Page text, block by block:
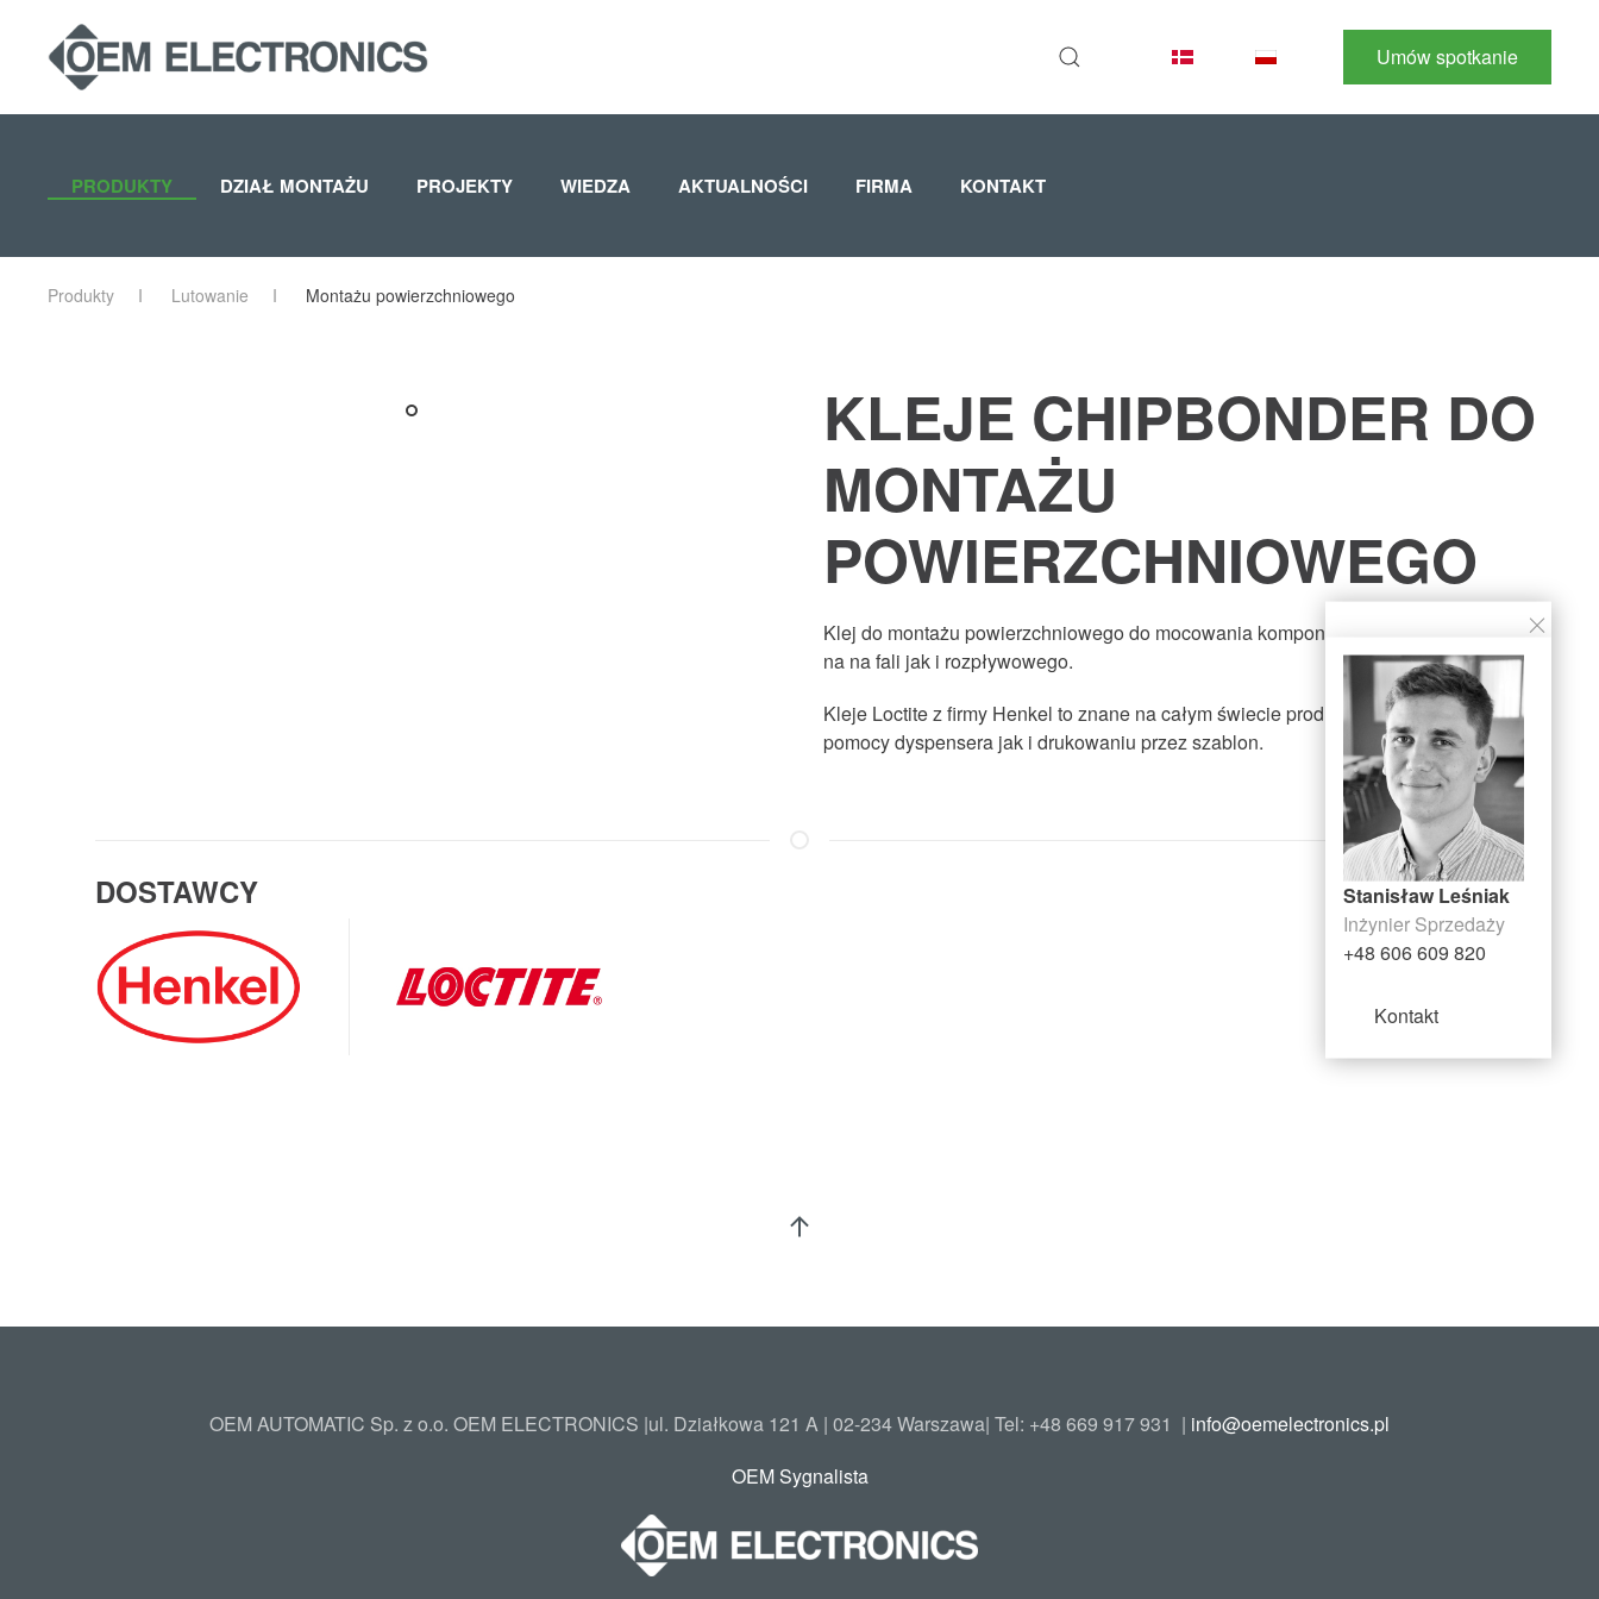
Stanisław Leśniak
Inżynier Sprzedaży
+48 606 609 820
Kontakt
Skip to main content
Umów spotkanie
PRODUKTY DZIAŁ MONTAŻU PROJEKTY WIEDZA AKTUALNOŚCI FIRMA KONTAKT
Produkty Lutowanie Montażu powierzchniowego
KLEJE CHIPBONDER DO
MONTAŻU
POWIERZCHNIOWEGO
Klej do montażu powierzchniowego do mocowania komponentów podczas lutowania
na na fali jak i rozpływowego.
Kleje Loctite z firmy Henkel to znane na całym świecie produkty do nanoszenia przy
pomocy dyspensera jak i drukowaniu przez szablon.
DOSTAWCY
OEM AUTOMATIC Sp. z o.o. OEM ELECTRONICS |ul. Działkowa 121 A | 02-234 Warszawa| Tel: +48 669 917 931 | info@oemelectronics.pl
OEM Sygnalista